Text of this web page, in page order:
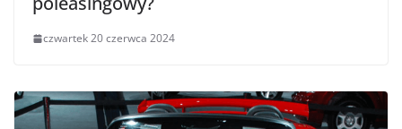
czwartek 20 czerwca 2024